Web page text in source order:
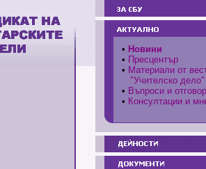
• Новини
• Пресцентър
• Материали от
"Учителско дело"
• Въпроси и
• Консултации и